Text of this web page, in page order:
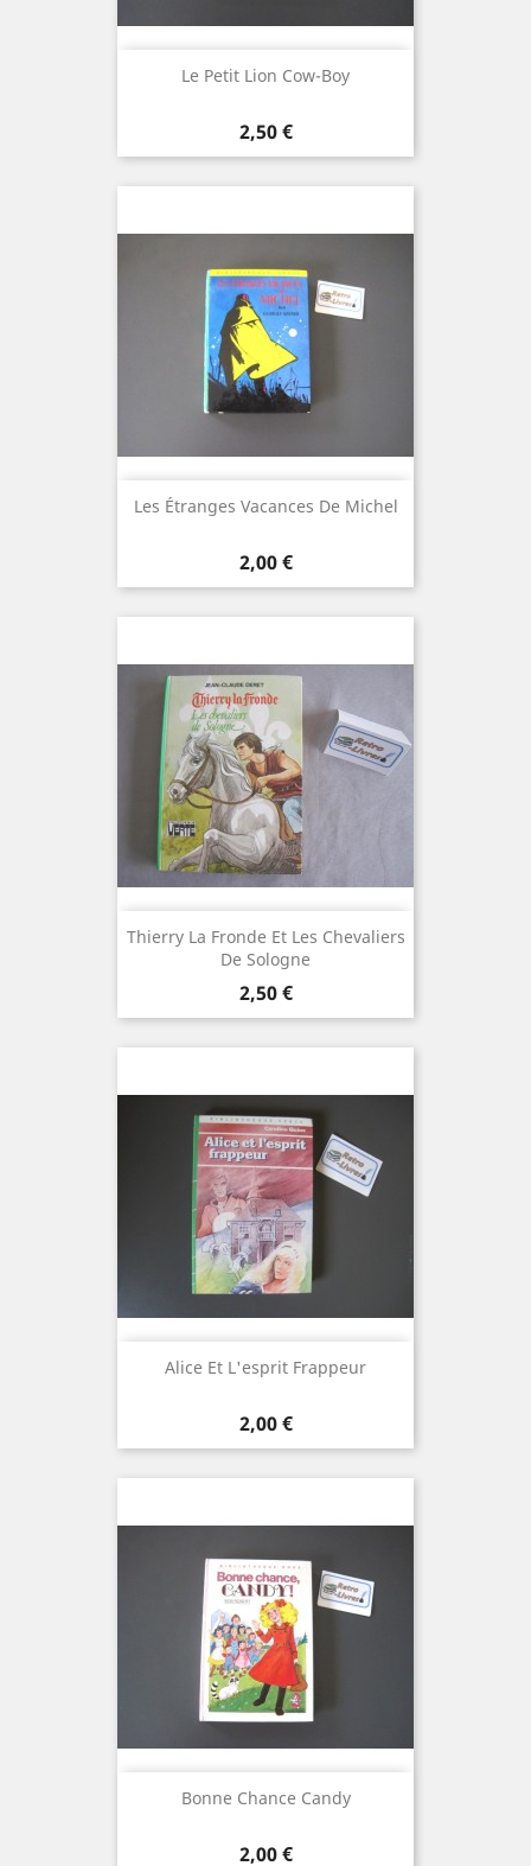
Le Petit Lion Cow-Boy
Prix
2,50 €
Les Étranges Vacances De Michel
Prix
2,00 €
Thierry La Fronde Et Les Chevaliers
De Sologne
Prix
2,50 €
Alice Et L'esprit Frappeur
Prix
2,00 €
Bonne Chance Candy
Prix
2,00 €